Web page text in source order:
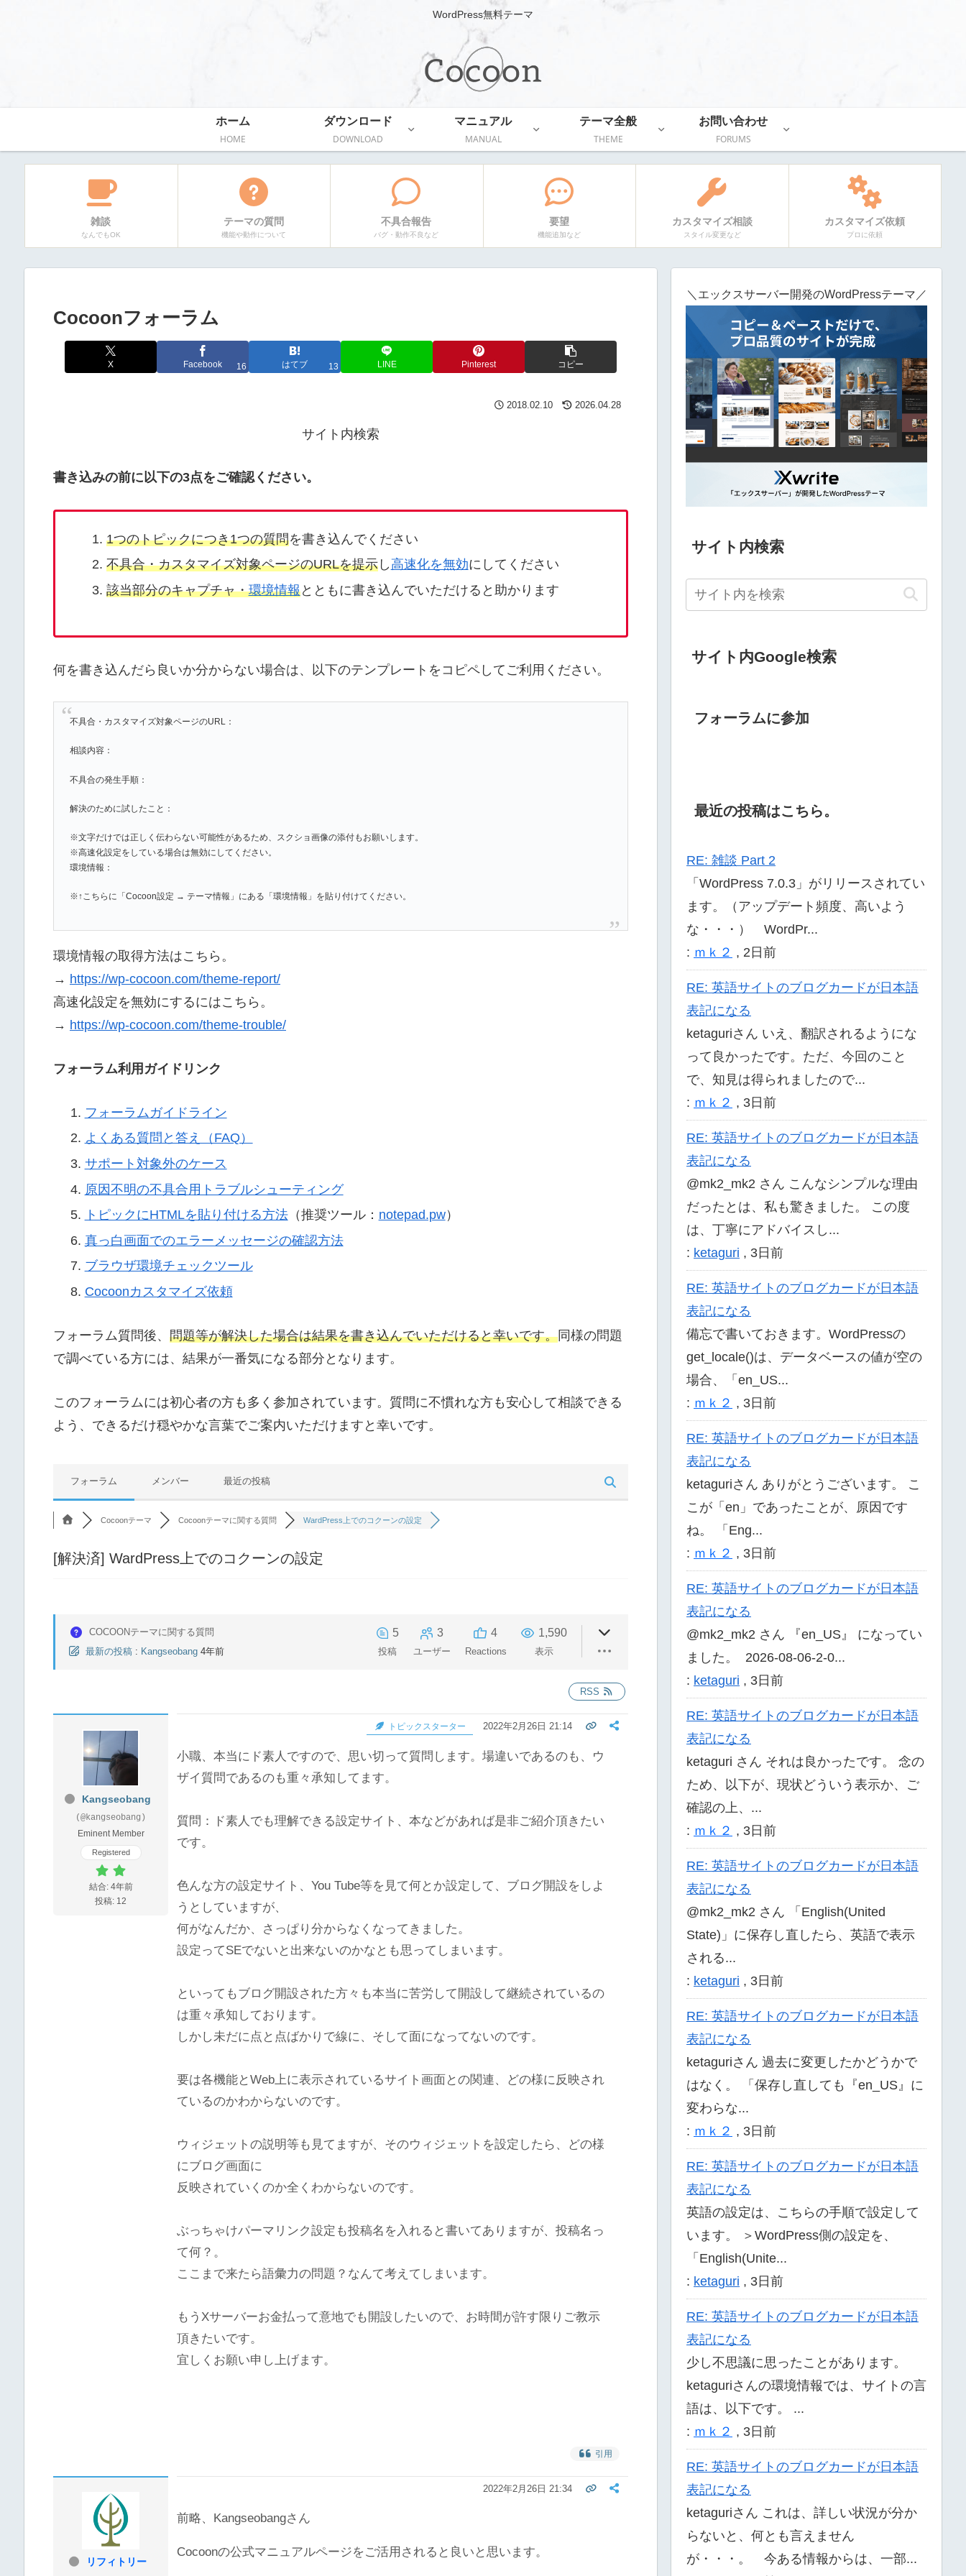
WordPress無料テーマ
ホーム
HOME
ダウンロード
DOWNLOAD
マニュアル
MANUAL
テーマ全般
THEME
お問い合わせ
FORUMS
雑談
なんでもOK
テーマの質問
機能や動作について
不具合報告
バグ・動作不良など
要望
機能追加など
カスタマイズ相談
スタイル変更など
カスタマイズ依頼
プロに依頼
Cocoonフォーラム
X Facebook 16 はてブ 13 LINE Pinterest コピー
2018.02.10 2026.04.28
サイト内検索
書き込みの前に以下の3点をご確認ください。
1つのトピックにつき1つの質問を書き込んでください
不具合・カスタマイズ対象ページのURLを提示し 高速化を無効にしてください
該当部分のキャプチャ・環境情報とともに書き込んでいただけると助かります
何を書き込んだら良いか分からない場合は、以下のテンプレートをコピペしてご利用ください。
不具合・カスタマイズ対象ページのURL：
相談内容：
不具合の発生手順：
解決のために試したこと：
※文字だけでは正しく伝わらない可能性があるため、スクショ画像の添付もお願いします。
※高速化設定をしている場合は無効にしてください。
環境情報：
※↑こちらに「Cocoon設定 → テーマ情報」にある「環境情報」を貼り付けてください。
環境情報の取得方法はこちら。
→ https://wp-cocoon.com/theme-report/
高速化設定を無効にするにはこちら。
→ https://wp-cocoon.com/theme-trouble/
フォーラム利用ガイドリンク
フォーラムガイドライン
よくある質問と答え（FAQ）
サポート対象外のケース
原因不明の不具合用トラブルシューティング
トピックにHTMLを貼り付ける方法（推奨ツール： notepad.pw）
真っ白画面でのエラーメッセージの確認方法
ブラウザ環境チェックツール
Cocoonカスタマイズ依頼
フォーラム質問後、 問題等が解決した場合は結果を書き込んでいただけると幸いです。同様の問題
で調べている方には、結果が一番気になる部分となります。
このフォーラムには初心者の方も多く参加されています。質問に不慣れな方も安心して相談できる
よう、できるだけ穏やかな言葉でご案内いただけますと幸いです。
フォーラム メンバー 最近の投稿
Cocoonテーマ Cocoonテーマに関する質問 WardPress上でのコクーンの設定
[解決済] WardPress上でのコクーンの設定
COCOONテーマに関する質問
最新の投稿 : Kangseobang 4年前
5
投稿
3
ユーザー
4
Reactions
1,590
表示
RSS
Kangseobang
(@kangseobang)
Eminent Member
Registered
結合: 4年前
投稿: 12
トピックスターター 2022年2月26日 21:14
小職、本当にド素人ですので、思い切って質問します。場違いであるのも、ウ
ザイ質問であるのも重々承知してます。
質問：ド素人でも理解できる設定サイト、本などがあれば是非ご紹介頂きたい
です。
色んな方の設定サイト、You Tube等を見て何とか設定して、ブログ開設をしよ
うとしていますが、
何がなんだか、さっぱり分からなくなってきました。
設定ってSEでないと出来ないのかなとも思ってしまいます。
といってもブログ開設された方々も本当に苦労して開設して継続されているの
は重々承知しております。
しかし未だに点と点ばかりで線に、そして面になってないのです。
要は各機能とWeb上に表示されているサイト画面との関連、どの様に反映され
ているのかわからないのです。
ウィジェットの説明等も見てますが、そのウィジェットを設定したら、どの様
にブログ画面に
反映されていくのか全くわからないのです。
ぶっちゃけパーマリンク設定も投稿名を入れると書いてありますが、投稿名っ
て何？。
ここまで来たら語彙力の問題？なんて考えてしまいます。
もうXサーバーお金払って意地でも開設したいので、お時間が許す限りご教示
頂きたいです。
宜しくお願い申し上げます。
引用
リフィトリー
2022年2月26日 21:34
前略、Kangseobangさん
Cocoonの公式マニュアルページをご活用されると良いと思います。
＼エックスサーバー開発のWordPressテーマ／
サイト内検索
サイト内Google検索
フォーラムに参加
最近の投稿はこちら。
RE: 雑談 Part 2
「WordPress 7.0.3」がリリースされてい
ます。（アップデート頻度、高いよう
な・・・） WordPr...
: ｍｋ２ , 2日前
RE: 英語サイトのブログカードが日本語
表記になる
ketaguriさん いえ、翻訳されるようにな
って良かったです。ただ、今回のこと
で、知見は得られましたので...
: ｍｋ２ , 3日前
RE: 英語サイトのブログカードが日本語
表記になる
@mk2_mk2 さん こんなシンプルな理由
だったとは、私も驚きました。 この度
は、丁寧にアドバイスし...
: ketaguri , 3日前
RE: 英語サイトのブログカードが日本語
表記になる
備忘で書いておきます。WordPressの
get_locale()は、データベースの値が空の
場合、「en_US...
: ｍｋ２ , 3日前
RE: 英語サイトのブログカードが日本語
表記になる
ketaguriさん ありがとうございます。 こ
こが「en」であったことが、原因です
ね。 「Eng...
: ｍｋ２ , 3日前
RE: 英語サイトのブログカードが日本語
表記になる
@mk2_mk2 さん 『en_US』 になってい
ました。 2026-08-06-2-0...
: ketaguri , 3日前
RE: 英語サイトのブログカードが日本語
表記になる
ketaguri さん それは良かったです。 念の
ため、以下が、現状どういう表示か、ご
確認の上、...
: ｍｋ２ , 3日前
RE: 英語サイトのブログカードが日本語
表記になる
@mk2_mk2 さん 「English(United
State)」に保存し直したら、英語で表示
される...
: ketaguri , 3日前
RE: 英語サイトのブログカードが日本語
表記になる
ketaguriさん 過去に変更したかどうかで
はなく。 「保存し直しても『en_US』に
変わらな...
: ｍｋ２ , 3日前
RE: 英語サイトのブログカードが日本語
表記になる
英語の設定は、こちらの手順で設定して
います。 ＞WordPress側の設定を、
「English(Unite...
: ketaguri , 3日前
RE: 英語サイトのブログカードが日本語
表記になる
少し不思議に思ったことがあります。
ketaguriさんの環境情報では、サイトの言
語は、以下です。 ...
: ｍｋ２ , 3日前
RE: 英語サイトのブログカードが日本語
表記になる
ketaguriさん これは、詳しい状況が分か
らないと、何とも言えません
が・・・。 今ある情報からは、一部...